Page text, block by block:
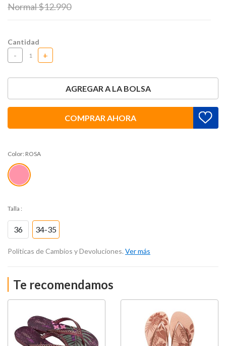
Price reduced from
Normal $12.990to
Cantidad
- +
AGREGAR A LA BOLSA
COMPRAR AHORA
Color: ROSA
Talla :
36 34-35
Políticas de Cambios y Devoluciones. Ver más
Te recomendamos